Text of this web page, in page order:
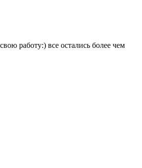
работу:) все остались более чем